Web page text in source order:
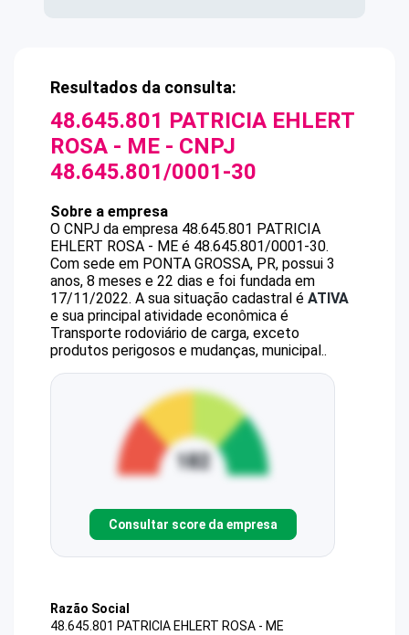
Resultados da consulta:
48.645.801 PATRICIA EHLERT
ROSA - ME - CNPJ
48.645.801/0001-30
Sobre a empresa
O CNPJ da empresa 48.645.801 PATRICIA
EHLERT ROSA - ME é 48.645.801/0001-30.
Com sede em PONTA GROSSA, PR, possui 3
anos, 8 meses e 22 dias e foi fundada em
17/11/2022. A sua situação cadastral é ATIVA
e sua principal atividade econômica é
Transporte rodoviário de carga, exceto
produtos perigosos e mudanças, municipal..
Consultar score da empresa
Razão Social
48.645.801 PATRICIA EHLERT ROSA - ME